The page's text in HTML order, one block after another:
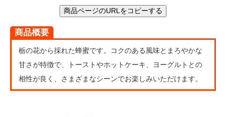
商品ページのURLをコピーする
商品概要
栃の花から採れた蜂蜜です。コクのある風味とまろやかな
甘さが特徴で、トーストやホットケーキ、ヨーグルトとの
相性が良く、さまざまなシーンでお楽しみいただけます。